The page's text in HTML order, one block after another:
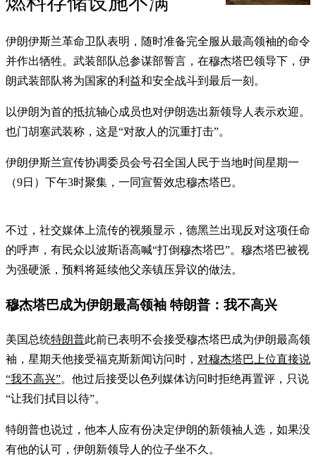
伊朗伊斯兰革命卫队表明，随时准备完全服从最高领袖的命令
并作出牺牲。武装部队总参谋部誓言，在穆杰塔巴领导下，伊
朗武装部队将为国家的利益和安全战斗到最后一刻。
以伊朗为首的抵抗轴心成员也对伊朗选出新领导人表示欢迎。
也门胡塞武装称，这是“对敌人的沉重打击”。
伊朗伊斯兰宣传协调委员会号召全国人民于当地时间星期一
（9日）下午3时聚集，一同宣誓效忠穆杰塔巴。
不过，社交媒体上流传的视频显示，德黑兰出现反对这项任命
的呼声，有民众以波斯语高喊“打倒穆杰塔巴”。穆杰塔巴被视
为强硬派，预料将延续他父亲镇压异议的做法。
穆杰塔巴成为伊朗最高领袖 特朗普：我不高兴
美国总统特朗普此前已表明不会接受穆杰塔巴成为伊朗最高领
袖，星期天他接受福克斯新闻访问时， 对穆杰塔巴上位直接说
“我不高兴”。他过后接受以色列媒体访问时拒绝再置评，只说
“让我们拭目以待”。
特朗普也说过，他本人应有份决定伊朗的新领袖人选，如果没
有他的认可，伊朗新领导人的位子坐不久。